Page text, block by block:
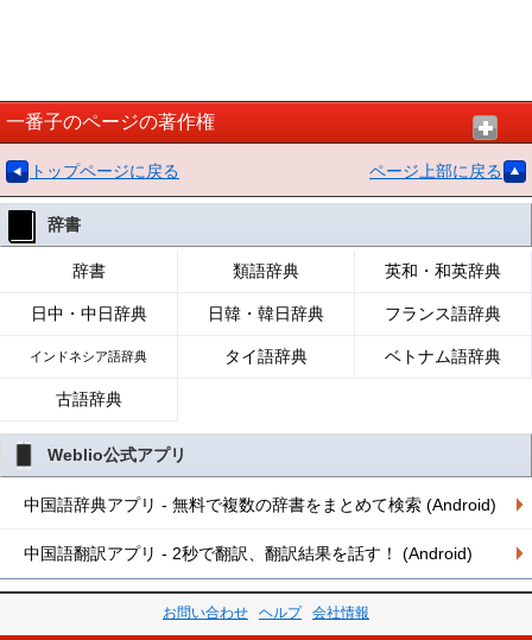
一番子のページの著作権
トップページに戻る ページ上部に戻る
辞書
辞書 類語辞典 英和・和英辞典
日中・中日辞典 日韓・韓日辞典 フランス語辞典
インドネシア語辞典 タイ語辞典 ベトナム語辞典
古語辞典
Weblio公式アプリ
中国語辞典アプリ - 無料で複数の辞書をまとめて検索 (Android)
中国語翻訳アプリ - 2秒で翻訳、翻訳結果を話す！ (Android)
お問い合わせ ヘルプ 会社情報